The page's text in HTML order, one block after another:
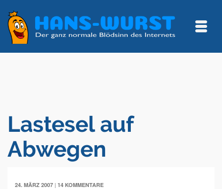
Lastesel auf
Abwegen
24. MÄRZ 2007 | 14 KOMMENTARE